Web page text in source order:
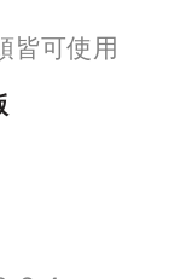
皆可使用